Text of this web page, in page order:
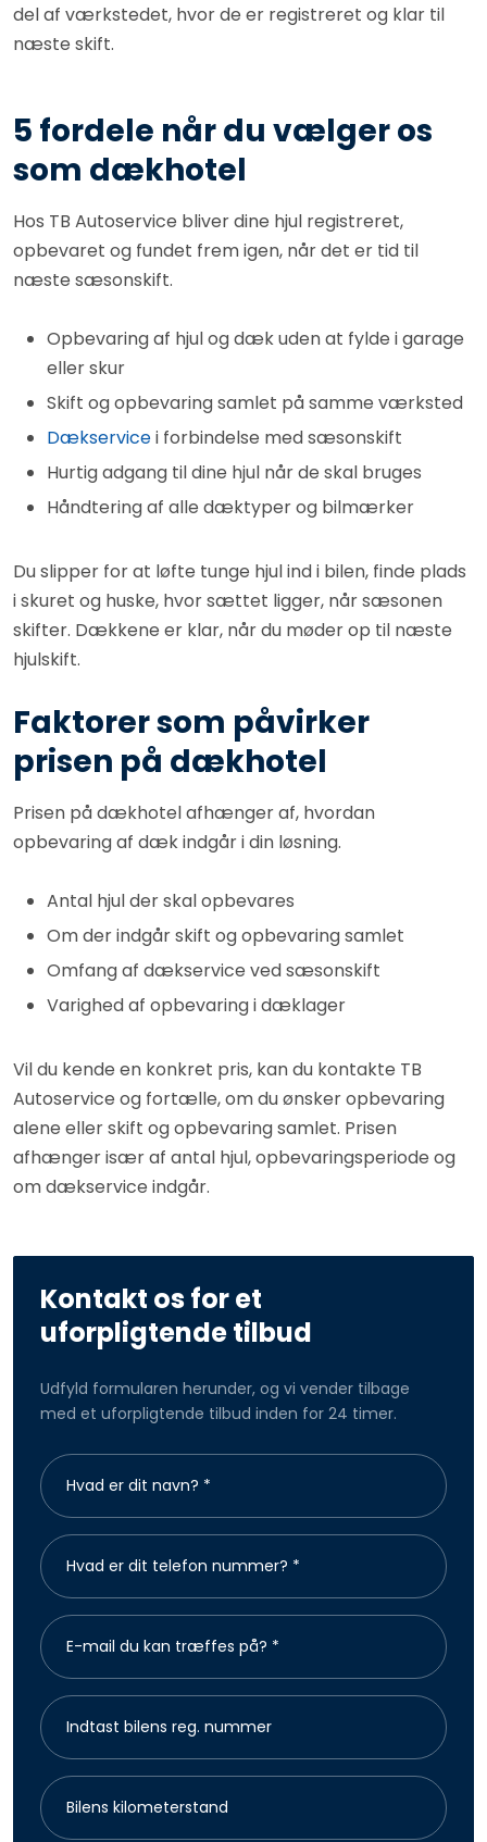
del af værkstedet, hvor de er registreret og klar til
næste skift.
5 fordele når du vælger os
som dækhotel
Hos TB Autoservice bliver dine hjul registreret,
opbevaret og fundet frem igen, når det er tid til
næste sæsonskift.
Opbevaring af hjul og dæk uden at fylde i garage
eller skur
Skift og opbevaring samlet på samme værksted
Dækservicei forbindelse med sæsonskift
Hurtig adgang til dine hjul når de skal bruges
Håndtering af alle dæktyper og bilmærker
Du slipper for at løfte tunge hjul ind i bilen, finde plads
i skuret og huske, hvor sættet ligger, når sæsonen
skifter. Dækkene er klar, når du møder op til næste
hjulskift.
Faktorer som påvirker
prisen på dækhotel
Prisen på dækhotel afhænger af, hvordan
opbevaring af dæk indgår i din løsning.
Antal hjul der skal opbevares
Om der indgår skift og opbevaring samlet
Omfang af dækservice ved sæsonskift
Varighed af opbevaring i dæklager
Vil du kende en konkret pris, kan du kontakte TB
Autoservice og fortælle, om du ønsker opbevaring
alene eller skift og opbevaring samlet. Prisen
afhænger især af antal hjul, opbevaringsperiode og
om dækservice indgår.
Kontakt os for et
uforpligtende tilbud
Udfyld formularen herunder, og vi vender tilbage
med et uforpligtende tilbud inden for 24 timer.